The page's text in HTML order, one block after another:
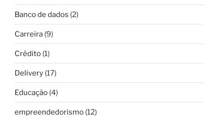
Banco de dados (2)
Carreira (9)
Crédito (1)
Delivery (17)
Educação (4)
empreendedorismo (12)